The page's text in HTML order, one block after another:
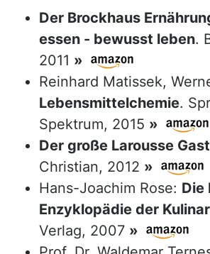
Der Brockhaus
essen - bewusst leben.
2011 »
Reinhard Matissek,
Lebensmittelchemie.
Spektrum, 2015 »
Der große Larousse
Christian, 2012 »
Hans-Joachim Rose: Die
Enzyklopädie der
Verlag, 2007 »